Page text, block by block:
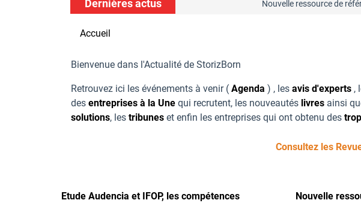
Dernières actus Nouvelle ressource de référence pour les
Accueil
Bienvenue dans l'Actualité de StorizBorn
Retrouvez ici les événements à venir ( Agenda ) , les avis d'experts ,
des entreprises à la Une qui recrutent, les nouveautés livres ainsi
solutions, les tribunes et enfin les entreprises qui ont obtenu des
Consultez les
Etude Audencia et IFOP, les compétences
Nouvelle